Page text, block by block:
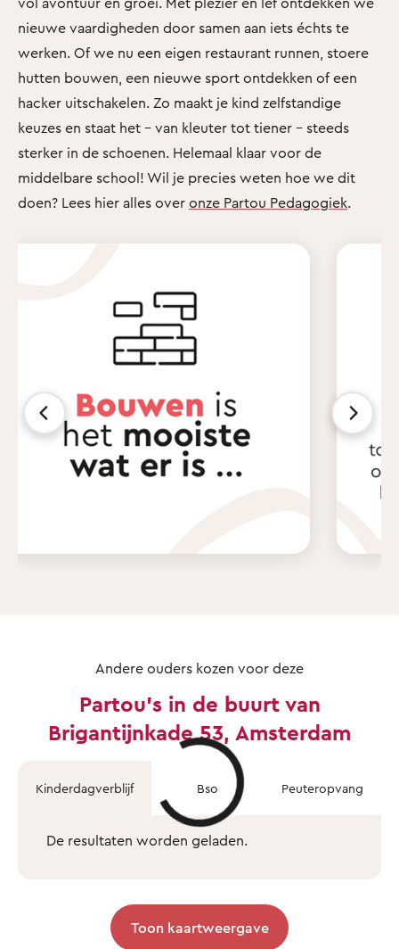
nieuwe vaardigheden door samen aan iets échts te
werken. Of we nu een eigen restaurant runnen, stoere
hutten bouwen, een nieuwe sport ontdekken of een
hacker uitschakelen. Zo maakt je kind zelfstandige
keuzes en staat het - van kleuter tot tiener - steeds
sterker in de schoenen. Helemaal klaar voor de
middelbare school! Wil je precies weten hoe we dit
doen? Lees hier alles over onze Partou Pedagogiek.
Andere ouders kozen voor deze
Partou's in de buurt van
Brigantijnkade 53, Amsterdam
Kinderdagverblijf Bso Peuteropvang
De resultaten worden geladen.
Toon kaartweergave